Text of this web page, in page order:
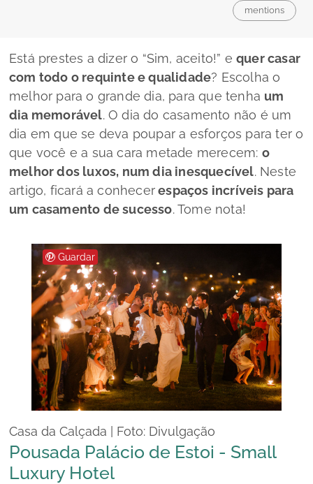
mentions
Está prestes a dizer o “Sim, aceito!” e quer casar
com todo o requinte e qualidade? Escolha o
melhor para o grande dia, para que tenha um
dia memorável. O dia do casamento não é um
dia em que se deva poupar a esforços para ter o
que você e a sua cara metade merecem: o
melhor dos luxos, num dia inesquecível. Neste
artigo, ficará a conhecerespaços incríveis para
um casamento de sucesso. Tome nota!
Guardar
Casa da Calçada | Foto: Divulgação
Pousada Palácio de Estoi - Small
Luxury Hotel